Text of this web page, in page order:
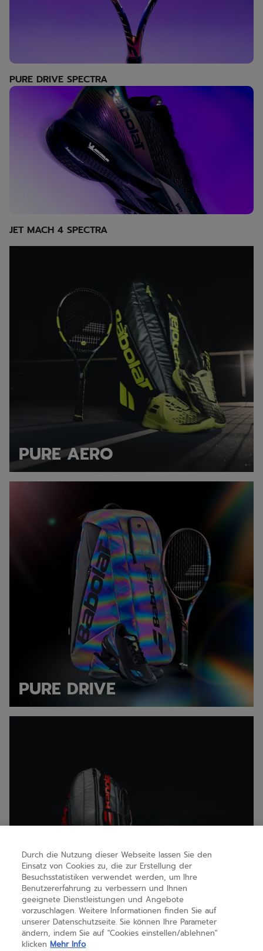
PURE DRIVE SPECTRA
JET MACH 4 SPECTRA
PURE AERO
PURE DRIVE
PURE STRIKE
Durch die Nutzung dieser Webseite lassen Sie den
Einsatz von Cookies zu, die zur Erstellung der
Besuchsstatistiken verwendet werden, um Ihre
Benutzererfahrung zu verbessern und Ihnen
geeignete Dienstleistungen und Angebote
vorzuschlagen. Weitere Informationen finden Sie auf
unserer Datenschutzseite. Sie können Ihre Parameter
ändern, indem Sie auf "Cookies einstellen/ablehnen"
klicken Mehr Info